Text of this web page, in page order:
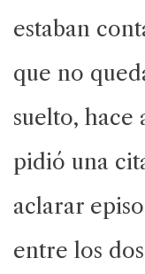
estaban
que no
suelto, hace
pidió una
aclarar
entre los